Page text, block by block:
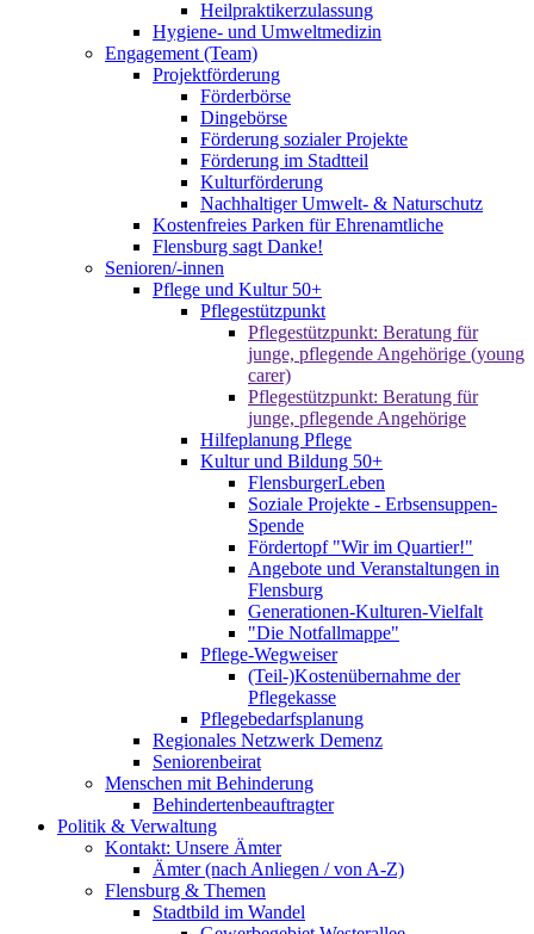
Heilpraktikerzulassung
Hygiene- und Umweltmedizin
Engagement (Team)
Projektförderung
Förderbörse
Dingebörse
Förderung sozialer Projekte
Förderung im Stadtteil
Kulturförderung
Nachhaltiger Umwelt- & Naturschutz
Kostenfreies Parken für Ehrenamtliche
Flensburg sagt Danke!
Senioren/-innen
Pflege und Kultur 50+
Pflegestützpunkt
Pflegestützpunkt: Beratung für
junge, pflegende Angehörige (young
carer)
Pflegestützpunkt: Beratung für
junge, pflegende Angehörige
Hilfeplanung Pflege
Kultur und Bildung 50+
FlensburgerLeben
Soziale Projekte - Erbsensuppen-
Spende
Fördertopf "Wir im Quartier!"
Angebote und Veranstaltungen in
Flensburg
Generationen-Kulturen-Vielfalt
"Die Notfallmappe"
Pflege-Wegweiser
(Teil-)Kostenübernahme der
Pflegekasse
Pflegebedarfsplanung
Regionales Netzwerk Demenz
Seniorenbeirat
Menschen mit Behinderung
Behindertenbeauftragter
Politik & Verwaltung
Kontakt: Unsere Ämter
Ämter (nach Anliegen / von A-Z)
Flensburg & Themen
Stadtbild im Wandel